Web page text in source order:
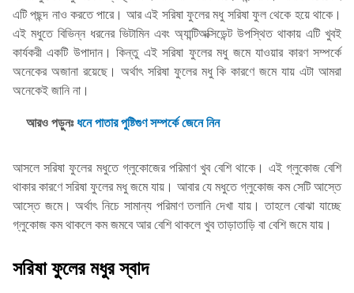
এটি পছন্দ নাও করতে পারে। আর এই সরিষা ফুলের মধু সরিষা ফুল থেকে হয়ে থাকে।
এই মধুতে বিভিন্ন ধরনের ভিটামিন এবং অ্যান্টিঅক্সিডেন্ট উপস্থিত থাকায় এটি খুবই
কার্যকরী একটি উপাদান। কিন্তু এই সরিষা ফুলের মধু জমে যাওয়ার কারণ সম্পর্কে
অনেকের অজানা রয়েছে। অর্থাৎ সরিষা ফুলের মধু কি কারণে জমে যায় এটা আমরা
অনেকেই জানি না।
আরও পড়ুনঃধনে পাতার পুষ্টিগুণ সম্পর্কে জেনে নিন
আসলে সরিষা ফুলের মধুতে গ্লুকোজের পরিমাণ খুব বেশি থাকে। এই গ্লুকোজ বেশি
থাকার কারণে সরিষা ফুলের মধু জমে যায়। আবার যে মধুতে গ্লুকোজ কম সেটি আস্তে
আস্তে জমে। অর্থাৎ নিচে সামান্য পরিমাণ তলানি দেখা যায়। তাহলে বোঝা যাচ্ছে
গ্লুকোজ কম থাকলে কম জমবে আর বেশি থাকলে খুব তাড়াতাড়ি বা বেশি জমে যায়।
সরিষা ফুলের মধুর স্বাদ